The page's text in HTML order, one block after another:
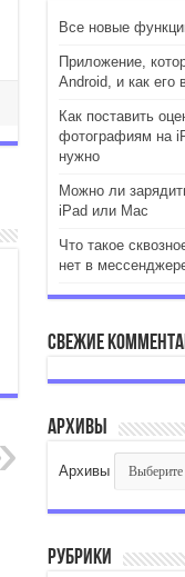
Все новые
Приложение,
Android, и как его
Как поставить
фотографиям на
нужно
Можно ли
iPad или Mac
Что такое
нет в
Свежие
Архивы
Архивы
Рубрики